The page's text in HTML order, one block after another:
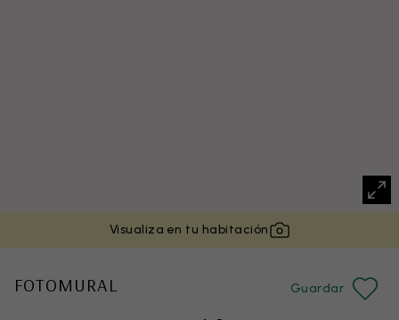
Visualiza en tu habitación
FOTOMURAL Guardar